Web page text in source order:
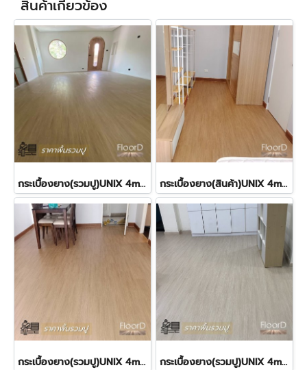
สินค้าเกี่ยวข้อง
กระเบื้องยาง(รวมปู)UNIX 4mm SPC Bone SP114 480฿ กระเบื้องยาง(สินค้า)UNIX 4mm SPC Golden SP115 ราคา380฿
กระเบื้องยาง(รวมปู)UNIX 4mm SPC Golden SP115 480฿ กระเบื้องยาง(รวมปู)UNIX 4mm SPC Breathe SP113 480฿